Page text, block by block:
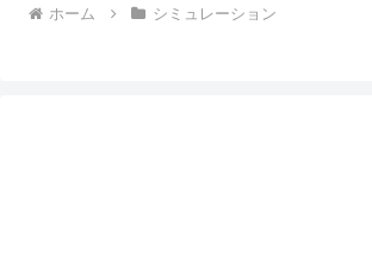
ホーム シミュレーション